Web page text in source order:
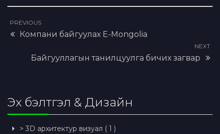
PREVIOUS
Компани байгуулах E-Mongolia
NEXT
Байгууллагын танилцуулга бичих загвар
Эх бэлтгэл & Дизайн
> 3D архитектур визуал ( 1 )